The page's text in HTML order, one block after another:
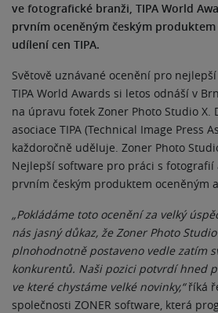
ve fotografické branži, TIPA World
prvním oceněným českým
udílení cen TIPA.
Světově uznávané ocenění pro
TIPA World Awards si letos odnáší v
na úpravu fotek Zoner Photo Studio X.
asociace TIPA (Technical Image Press
každoročně uděluje. Zoner Photo
Nejlepší software pro práci s fotografií
prvním českým produktem oceněným
„Pokládáme toto ocenění za velký
nás jasný důkaz, že Zoner Photo
plnohodnotně postaveno vedle zatím
konkurentů. Naši pozici potvrdí hned
ve které chystáme velké novinky,“říká
společnosti ZONER software, která